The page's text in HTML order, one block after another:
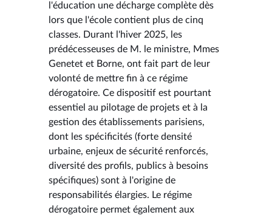
l'éducation une décharge complète dès
lors que l'école contient plus de cinq
classes. Durant l'hiver 2025, les
prédécesseuses de M. le ministre, Mmes
Genetet et Borne, ont fait part de leur
volonté de mettre fin à ce régime
dérogatoire. Ce dispositif est pourtant
essentiel au pilotage de projets et à la
gestion des établissements parisiens,
dont les spécificités (forte densité
urbaine, enjeux de sécurité renforcés,
diversité des profils, publics à besoins
spécifiques) sont à l'origine de
responsabilités élargies. Le régime
dérogatoire permet également aux